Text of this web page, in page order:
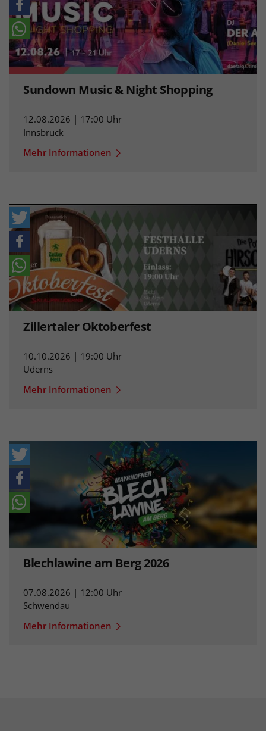
Sundown Music & Night Shopping
12.08.2026 | 17:00 Uhr
Innsbruck
Mehr Informationen
Zillertaler Oktoberfest
10.10.2026 | 19:00 Uhr
Uderns
Mehr Informationen
Blechlawine am Berg 2026
07.08.2026 | 12:00 Uhr
Schwendau
Mehr Informationen